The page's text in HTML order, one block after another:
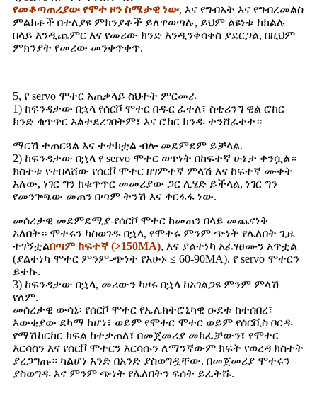
የመቆጣጠሪያው የሞተ ዞን ስሜታዊ ነው, እና የግብአት እና የግብረመልስ
ምልክቶች በተለያዩ ምክንያቶች ይለዋወጣሉ, ይህም ልዩነቱ ከክልሉ
በላይ እንዲጨምር እና የመሪው ክንድ እንዲንቀሳቀስ ያደርጋል, በዚህም
ምክንያት የመሪው መንቀጥቀጥ.
5, የ servo ሞተር አጠቃላይ ስህተት ምርመራ
1) ከፍንዳታው በኋላ የሰርቮ ሞተር በዱር ፈተለ፣ ስቲሪንግ ዊል ሮከር
ክንድ ቁጥጥር አልተደረገበትም፣ እና ሮከር ክንዱ ተንሸራተተ።
ማርሽ ተጠርጓል እና ተተክቷል ብሎ መደምደም ይቻላል.
2) ከፍንዳታው በኋላ የ servo ሞተር ወጥነት በከፍተኛ ሁኔታ ቀንሷል።
ክስተቱ የተበላሸው የሰርቮ ሞተር ዘገምተኛ ምላሽ እና ከፍተኛ ሙቀት
አለው, ነገር ግን ከቁጥጥር መመሪያው ጋር ሊሄድ ይችላል, ነገር ግን
የመንገጫው መጠን በጣም ትንሽ እና ቀርፋፋ ነው.
መሰረታዊ መደምደሚያ-የሰርቮ ሞተር ከመጠን በላይ መጨናነቅ
አለበት። ሞተሩን ካስወገዱ በኋላ, የሞተሩ ምንም ጭነት የሌለበት ጊዜ
ተገኝቷልበጣም ከፍተኛ (>150MA), እና ያልተነካ አፈፃፀሙን አጥቷል
(ያልተነካ ሞተር ምንም-ጭነት የአሁኑ ≤ 60-90MA). የ servo ሞተርን
ይተኩ.
3) ከፍንዳታው በኋላ, መሪውን ካዞሩ በኋላ ከአገልጋዩ ምንም ምላሽ
የለም.
መሰረታዊ ውሳኔ፡ የሰርቮ ሞተር የኤሌክትሮኒካዊ ዑደቱ ከተሰበረ፣
እውቂያው ደካማ ከሆነ፣ ወይም የሞተር ሞተር ወይም የሰርቪስ ቦርዱ
የማሽከርከር ክፍል ከተቃጠለ፣ በመጀመሪያ መክፈቻውን፣ የሞተር
እርሳስን እና የሰርቮ ሞተርን እርሳሱን ለማንኛውም ክፍት የወረዳ ክስተት
ያረጋግጡ። ካልሆነ አንድ በአንድ ያስወግዷቸው. በመጀመሪያ ሞተሩን
ያስወግዱ እና ምንም ጭነት የሌለበትን ፍሰት ይፈትሹ.